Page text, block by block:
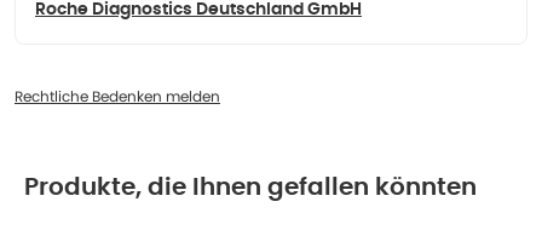
Roche Diagnostics Deutschland GmbH
Rechtliche Bedenken melden
Produkte, die Ihnen gefallen könnten